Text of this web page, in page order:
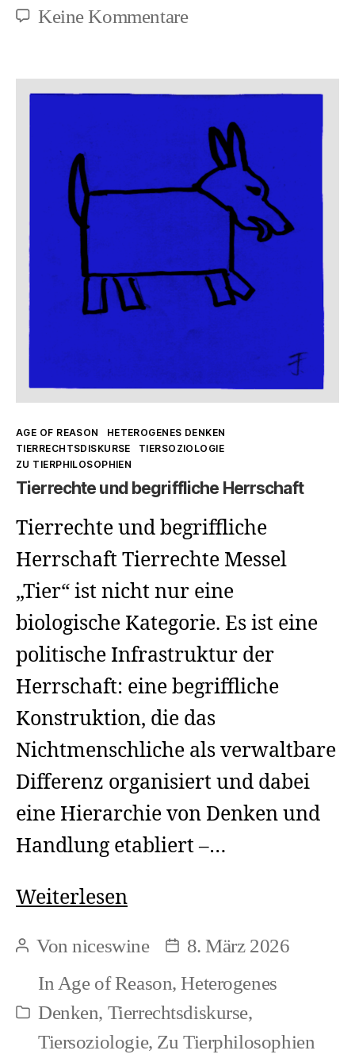
Keine Kommentarezu
Verflechtung
von
Speziesismus
und
Biologismus
Kategorien
AGE OF REASON
HETEROGENES DENKEN
TIERRECHTSDISKURSE
TIERSOZIOLOGIE
ZU TIERPHILOSOPHIEN
Tierrechte und begriffliche Herrschaft
Tierrechte und begriffliche
Herrschaft Tierrechte Messel
„Tier“ ist nicht nur eine
biologische Kategorie. Es ist eine
politische Infrastruktur der
Herrschaft: eine begriffliche
Konstruktion, die das
Nichtmenschliche als verwaltbare
Differenz organisiert und dabei
eine Hierarchie von Denken und
Handlung etabliert –…
WeiterlesenTierrechte
begriffliche
Herrschaft
Beitragsautor
Vonniceswine Beitragsdatum
8. März 2026
Kategorien
In Age of Reason,Heterogenes
Denken, Tierrechtsdiskurse,
Tiersoziologie, Zu Tierphilosophien